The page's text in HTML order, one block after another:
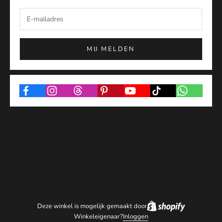
MIJ MELDEN
Deze winkel is mogelijk gemaakt door
Winkeleigenaar?Inloggen